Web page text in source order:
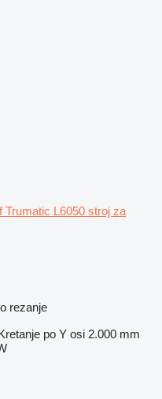
Trumatic L6050 stroj za
rezanje
po Y osi 2.000 mm